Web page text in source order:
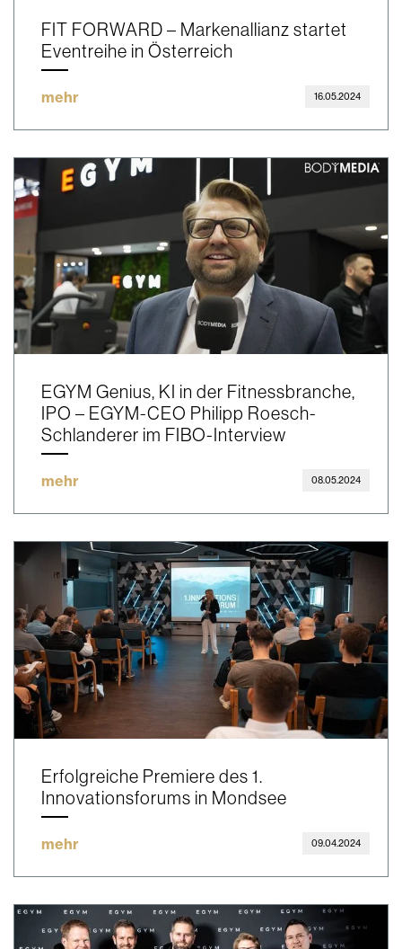
FIT FORWARD – Markenallianz startet
Eventreihe in Österreich
mehr 16.05.2024
EGYM Genius, KI in der Fitnessbranche,
IPO – EGYM-CEO Philipp Roesch-
Schlanderer im FIBO-Interview
mehr 08.05.2024
Erfolgreiche Premiere des 1.
Innovationsforums in Mondsee
mehr 09.04.2024